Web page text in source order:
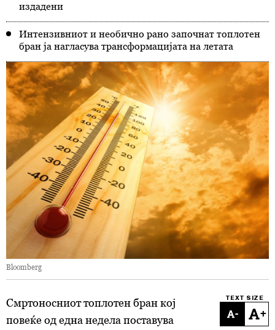
издадени
Интензивниот и необично рано започнат топлотен
бран ја нагласува трансформацијата на летата
Bloomberg
TEXT SIZE
- +
Смртоносниот топлотен бран кој
повеќе од една недела поставува